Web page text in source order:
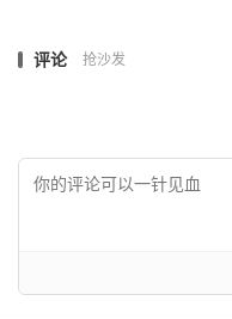
评论 抢沙发